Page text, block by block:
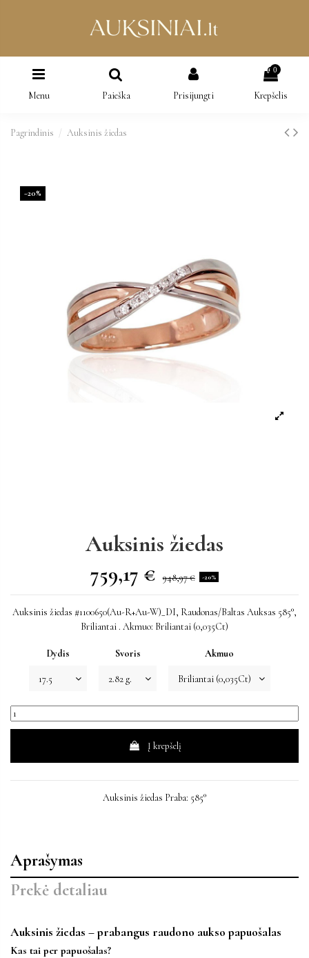
Menu Paieška Prisijungti
0
Krepšelis
Pagrindinis Auksinis žiedas
−20%
Auksinis žiedas
759,17 € 948,97 € -20%
Auksinis žiedas #1100650(Au-R+Au-W)_DI, Raudonas/Baltas Auksas 585°,
Briliantai . Akmuo: Briliantai (0,035Ct)
Dydis Svoris Akmuo
Į krepšelį
Auksinis žiedas Praba: 585°
Aprašymas
Prekė detaliau
Auksinis žiedas – prabangus raudono aukso papuošalas
Kas tai per papuošalas?